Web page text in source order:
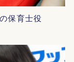
保育士役